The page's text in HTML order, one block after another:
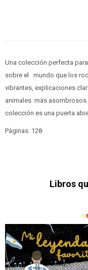
Una colección perfecta
sobre el mundo que los
vibrantes, explicaciones
animales más
colección es una puerta
Páginas. 128
Libros